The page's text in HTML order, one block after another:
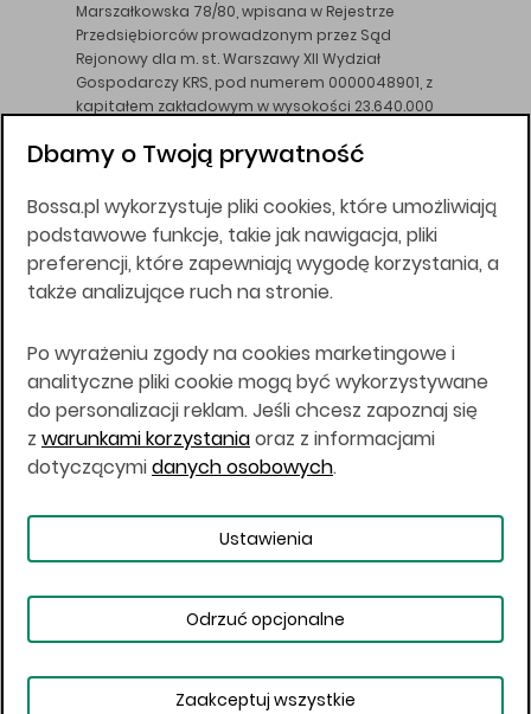
Marszałkowska 78/80, wpisana w Rejestrze
Przedsiębiorców prowadzonym przez Sąd
Rejonowy dla m. st. Warszawy XII Wydział
Gospodarczy KRS, pod numerem 0000048901, z
kapitałem zakładowym w wysokości 23.640.000
DM BOŚ działa na podstawie zezwolenia KNF z dnia
Wszelkie informacje na niniejszej stronie w tym
informacje o produktach inwestycyjnych nie są
kierowane do osób mających miejsce
zamieszkania lub pobytu w Stanach
Japonii, ani w dowolnej innej jurysdykcji, w której
taki materiał byłby sprzeczny z prawem lub w
których zgodne z prawem nabycie produktów
inwestycyjnych nie jest możliwe lub w której nie
jest możliwe złożenie oferty. Prawa obowiązujące
w danej jurysdykcji określają, czy jest możliwe
nabycie poszczególnych produktów
Copyright © 2026 BOŚ | BOSSA.PL
Warunki korzystania
Dane osobowe
Dbamy o Twoją prywatność
Bossa.pl wykorzystuje pliki cookies, które umożliwiają
podstawowe funkcje, takie jak nawigacja, pliki
preferencji, które zapewniają wygodę korzystania, a
także analizujące ruch na stronie.
Po wyrażeniu zgody na cookies marketingowe i
analityczne pliki cookie mogą być wykorzystywane
do personalizacji reklam. Jeśli chcesz zapoznaj się
z warunkami korzystaniaoraz z informacjami
dotyczącymidanych osobowych.
Ustawienia
Odrzuć opcjonalne
Zaakceptuj wszystkie